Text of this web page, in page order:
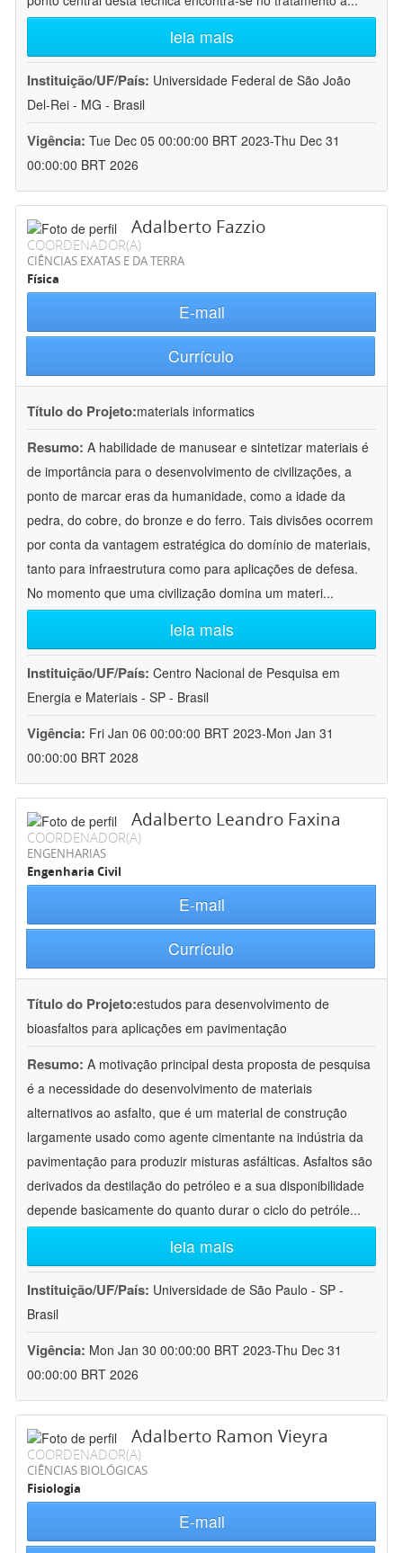
leia mais
Instituição/UF/País: Universidade Federal de São João
Del-Rei - MG - Brasil
Vigência: Tue Dec 05 00:00:00 BRT 2023-Thu Dec 31
00:00:00 BRT 2026
Adalberto Fazzio
COORDENADOR(A)
CIÊNCIAS EXATAS E DA TERRA
Física
E-mail
Currículo
Título do Projeto:materials informatics
Resumo: A habilidade de manusear e sintetizar materiais é
de importância para o desenvolvimento de civilizações, a
ponto de marcar eras da humanidade, como a idade da
pedra, do cobre, do bronze e do ferro. Tais divisões ocorrem
por conta da vantagem estratégica do domínio de materiais,
tanto para infraestrutura como para aplicações de defesa.
No momento que uma civilização domina um materi...
leia mais
Instituição/UF/País: Centro Nacional de Pesquisa em
Energia e Materiais - SP - Brasil
Vigência: Fri Jan 06 00:00:00 BRT 2023-Mon Jan 31
00:00:00 BRT 2028
Adalberto Leandro Faxina
COORDENADOR(A)
ENGENHARIAS
Engenharia Civil
E-mail
Currículo
Título do Projeto:estudos para desenvolvimento de
bioasfaltos para aplicações em pavimentação
Resumo: A motivação principal desta proposta de pesquisa
é a necessidade do desenvolvimento de materiais
alternativos ao asfalto, que é um material de construção
largamente usado como agente cimentante na indústria da
pavimentação para produzir misturas asfálticas. Asfaltos são
derivados da destilação do petróleo e a sua disponibilidade
depende basicamente do quanto durar o ciclo do petróle...
leia mais
Instituição/UF/País: Universidade de São Paulo - SP -
Brasil
Vigência: Mon Jan 30 00:00:00 BRT 2023-Thu Dec 31
00:00:00 BRT 2026
Adalberto Ramon Vieyra
COORDENADOR(A)
CIÊNCIAS BIOLÓGICAS
Fisiologia
E-mail